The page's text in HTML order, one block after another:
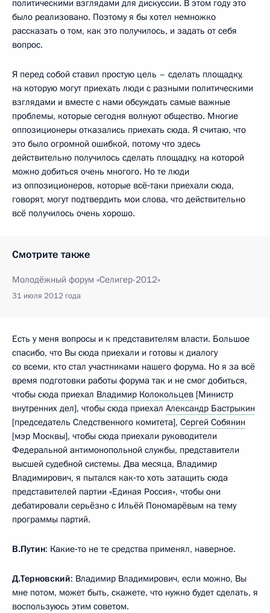
политическими взглядами для дискуссии. В этом году это
было реализовано. Поэтому я бы хотел немножко
рассказать о том, как это получилось, и задать от себя
вопрос.
Я перед собой ставил простую цель – сделать площадку,
на которую могут приехать люди с разными политическими
взглядами и вместе с нами обсуждать самые важные
проблемы, которые сегодня волнуют общество. Многие
оппозиционеры отказались приехать сюда. Я считаю, что
это было огромной ошибкой, потому что здесь
действительно получилось сделать площадку, на которой
можно добиться очень многого. Но те люди
из оппозиционеров, которые всё‑таки приехали сюда,
говорят, могут подтвердить мои слова, что действительно
всё получилось очень хорошо.
Смотрите также
Молодёжный форум «Селигер-2012»
31 июля 2012 года
Есть у меня вопросы и к представителям власти. Большое
спасибо, что Вы сюда приехали и готовы к диалогу
со всеми, кто стал участниками нашего форума. Но я за всё
время подготовки работы форума так и не смог добиться,
чтобы сюда приехал Владимир Колокольцев [Министр
внутренних дел], чтобы сюда приехал Александр Бастрыкин
[председатель Следственного комитета], Сергей Собянин
[мэр Москвы], чтобы сюда приехали руководители
Федеральной антимонопольной службы, представители
высшей судебной системы. Два месяца, Владимир
Владимирович, я пытался как‑то хоть затащить сюда
представителей партии «Единая Россия», чтобы они
дебатировали серьёзно с Ильёй Пономарёвым на тему
программы партий.
В.Путин: Какие‑то не те средства применял, наверное.
Д.Терновский: Владимир Владимирович, если можно, Вы
мне потом, может быть, скажете, что нужно будет сделать, я
воспользуюсь этим советом.